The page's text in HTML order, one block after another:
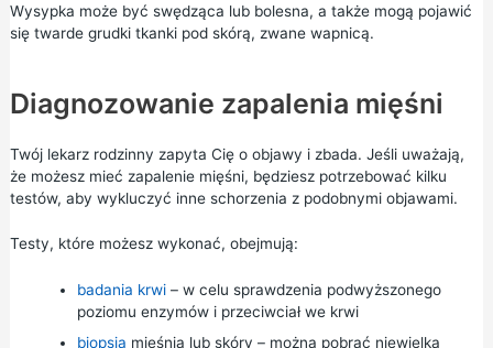
Wysypka może być swędząca lub bolesna, a także mogą pojawić
się twarde grudki tkanki pod skórą, zwane wapnicą.
Diagnozowanie zapalenia mięśni
Twój lekarz rodzinny zapyta Cię o objawy i zbada. Jeśli uważają,
że możesz mieć zapalenie mięśni, będziesz potrzebować kilku
testów, aby wykluczyć inne schorzenia z podobnymi objawami.
Testy, które możesz wykonać, obejmują:
badania krwi– w celu sprawdzenia podwyższonego
poziomu enzymów i przeciwciał we krwi
biopsja mięśnia lub skóry – można pobrać niewielką